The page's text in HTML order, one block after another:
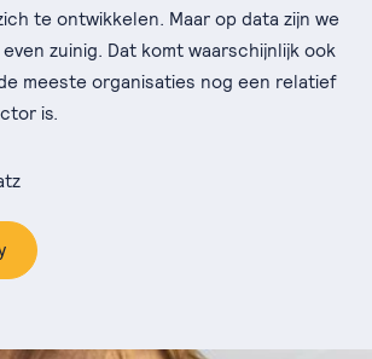
te ontwikkelen. Maar op data zijn we
zuinig. Dat komt waarschijnlijk ook
meeste organisaties nog een relatief
is.